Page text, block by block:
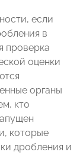
если
в
проверка
оценки
органы
кто
которые
дробления и